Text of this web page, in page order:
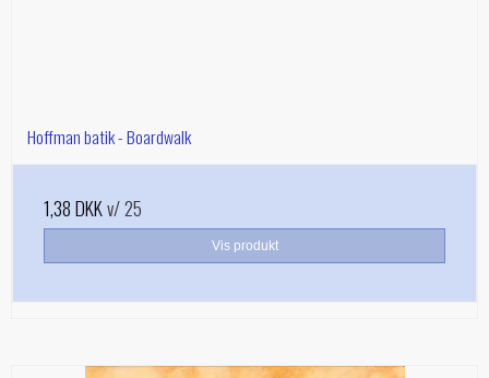
Hoffman batik - Boardwalk
1,38 DKKv/ 25
Vis produkt